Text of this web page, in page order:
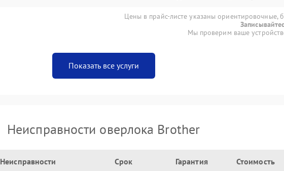
Цены в прайс-листе указаны ориентировочные,
Мы проверим ваше
Показать все услуги
Неисправности оверлока Brother
Неисправности Срок Гарантия Стоимость